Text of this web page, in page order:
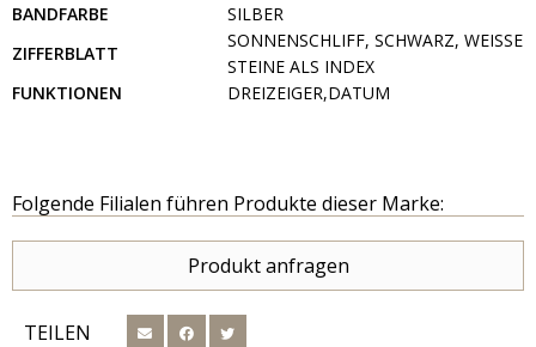
BANDFARBE
SILBER
ZIFFERBLATT
SONNENSCHLIFF, SCHWARZ, WEISSE S
TEINE ALS INDEX
FUNKTIONEN
DREIZEIGER,DATUM
Folgende Filialen führen Produkte dieser Marke:
Produkt anfragen
TEILEN